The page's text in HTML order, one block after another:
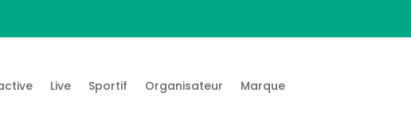
Live Sportif Organisateur Marque